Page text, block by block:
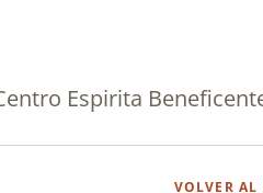
Espirita
VOLVER